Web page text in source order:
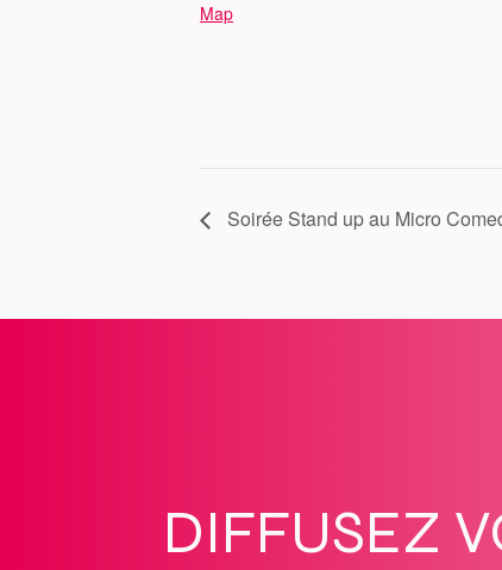
Map
Soirée Stand up au Micro
DIFFUSEZ